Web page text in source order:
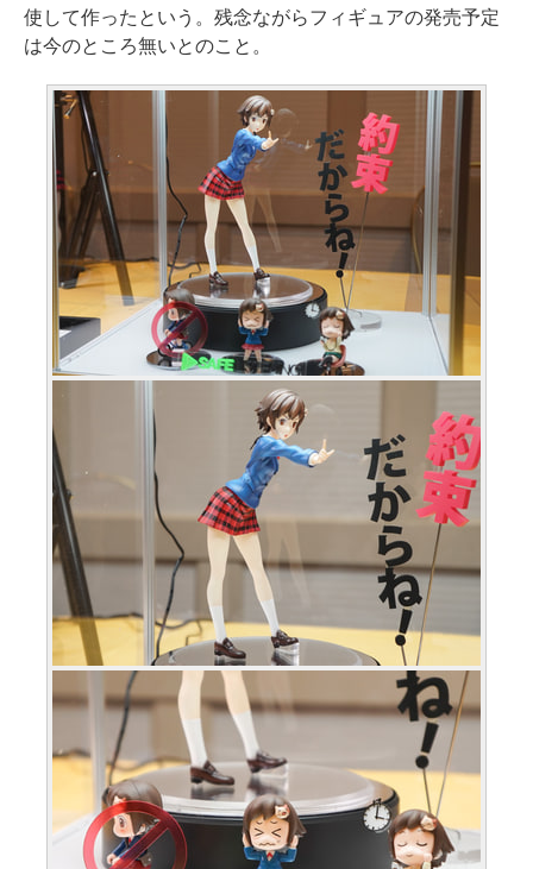
使して作ったという。残念ながらフィギュアの発売予定
は今のところ無いとのこと。